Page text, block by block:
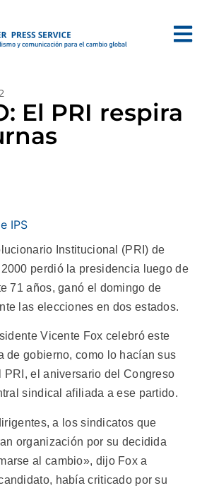
El PRI respira
IPS
Institucional (PRI) de
perdió la presidencia luego de
71 años, ganó el domingo de
las elecciones en dos estados.
Vicente Fox celebró este
de gobierno, como lo hacían sus
PRI, el aniversario del Congreso
sindical afiliada a ese partido.
a los sindicatos que
organización por su decidida
al cambio», dijo Fox a
había criticado por su